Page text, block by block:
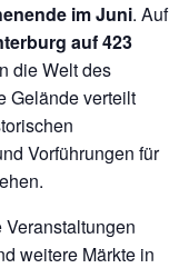
im Juni. Auf
auf 423
die Welt des
Gelände verteilt
Vorführungen für
weitere Märkte in